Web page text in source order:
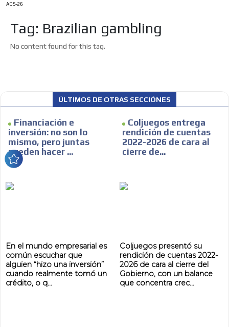
ADS-26
Tag: Brazilian gambling
No content found for this tag.
ÚLTIMOS DE OTRAS SECCIÓNES
Financiación e
inversión: no son lo
mismo, pero juntas
pueden hacer ...
En el mundo empresarial es
común escuchar que
alguien “hizo una inversión”
cuando realmente tomó un
crédito, o q...
Coljuegos entrega
rendición de cuentas
2022-2026 de cara al
cierre de...
Coljuegos presentó su
rendición de cuentas 2022-
2026 de cara al cierre del
Gobierno, con un balance
que concentra crec...